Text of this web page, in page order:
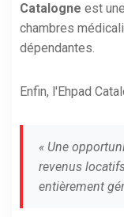
Catalogne est
chambres
dépendantes.
Enfin, l'Ehpad
« Une
revenus
entièrement